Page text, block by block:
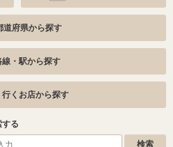
道府県から探す
線・駅から探す
行くお店から探す
る